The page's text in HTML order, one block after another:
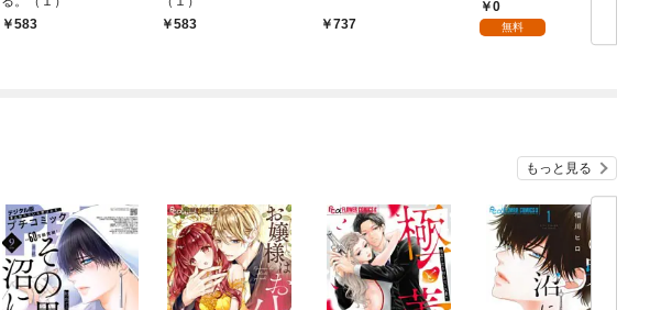
583
583
737
0
無料
もっと見る